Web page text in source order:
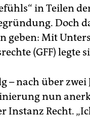
in Teilen
Doch
geben: Mit
(GFF) legte
– nach über
nun
Instanz Recht.